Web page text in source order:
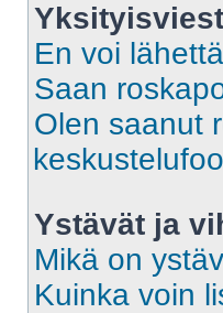
En voi
Saan
Olen saanut
Ystävät ja
Mikä on
Kuinka voin